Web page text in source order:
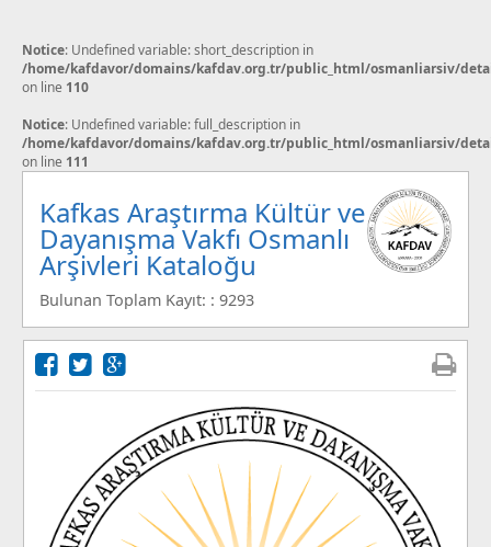
Notice: Undefined variable: short_description in
/home/kafdavor/domains/kafdav.org.tr/public_html/osmanliarsiv/
on line 110
Notice: Undefined variable: full_description in
/home/kafdavor/domains/kafdav.org.tr/public_html/osmanliarsiv/
on line 111
Kafkas Araştırma Kültür ve
Dayanışma Vakfı Osmanlı
Arşivleri Kataloğu
Bulunan Toplam Kayıt: : 9293